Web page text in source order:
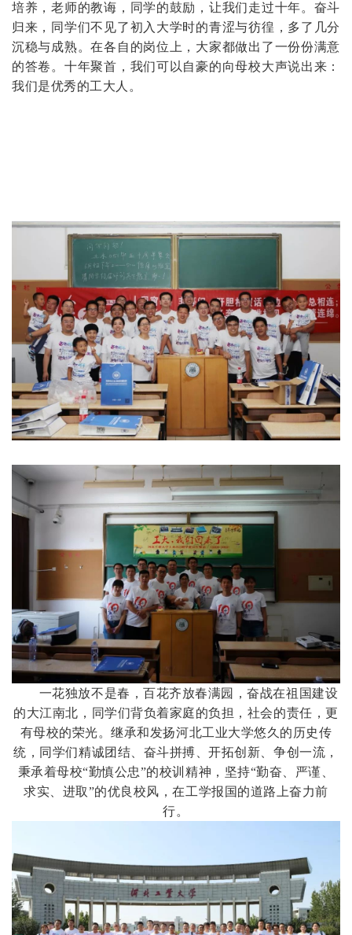
培养，老师的教诲，同学的鼓励，让我们走过十年。奋斗
归来，同学们不见了初入大学时的青涩与彷徨，多了几分
沉稳与成熟。在各自的岗位上，大家都做出了一份份满意
的答卷。十年聚首，我们可以自豪的向母校大声说出来：
我们是优秀的工大人。
一花独放不是春，百花齐放春满园，奋战在祖国建设
的大江南北，同学们背负着家庭的负担，社会的责任，更
有母校的荣光。继承和发扬河北工业大学悠久的历史传
统，同学们精诚团结、奋斗拼搏、开拓创新、争创一流，
秉承着母校“勤慎公忠”的校训精神，坚持“勤奋、严谨、
求实、进取”的优良校风，在工学报国 的道路上奋力前
行。